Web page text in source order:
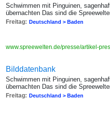
Schwimmen mit Pinguinen,
übernachten Das sind die
Freitag: Deutschland > Baden
www.spreewelten.de/presse/artikel-
Bilddatenbank
Schwimmen mit Pinguinen,
übernachten Das sind die
Freitag: Deutschland > Baden